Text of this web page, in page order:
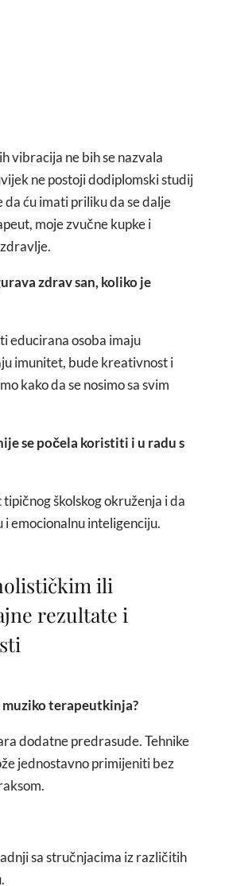
vibracija ne bih se nazvala
ne postoji dodiplomski studij
ću imati priliku da se dalje
moje zvučne kupke i
zdrav san, koliko je
educirana osoba imaju
imunitet, bude kreativnost i
kako da se nosimo sa svim
se počela koristiti i u radu s
školskog okruženja i da
emocionalnu inteligenciju.
ili
rezultate i
muziko terapeutkinja?
dodatne predrasude. Tehnike
jednostavno primijeniti bez
sa stručnjacima iz različitih